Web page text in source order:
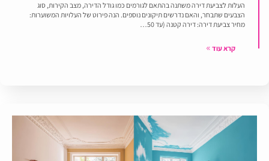
העלות לצביעת דירה משתנה בהתאם לגורמים כמו גודל הדירה, מצב הקירות, סוג
הצבעים שתבחר, והאם נדרשים תיקונים נוספים. הנה פירוט של העלויות המשוערות:
מחיר צביעת דירה: דירה קטנה (עד 50…
קרא עוד